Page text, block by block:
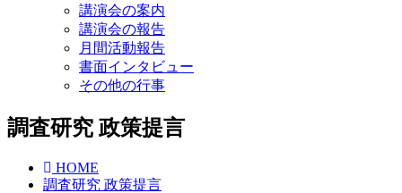
講演会の案内
講演会の報告
月間活動報告
書面インタビュー
その他の行事
調査研究 政策提言
HOME
調査研究 政策提言